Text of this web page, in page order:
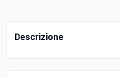
Descrizione